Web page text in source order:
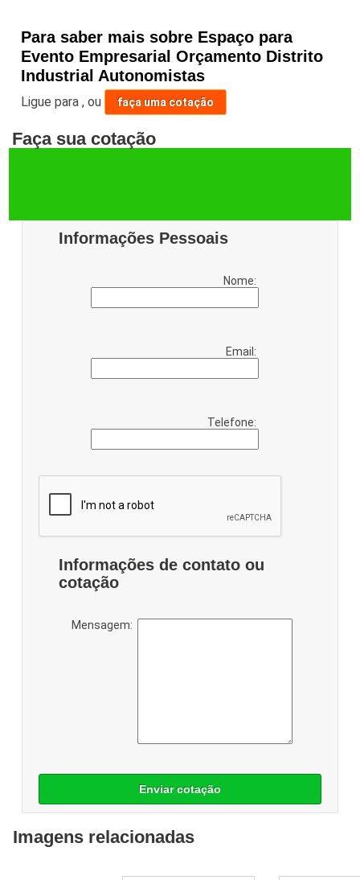
Para saber mais sobre Espaço para
Evento Empresarial Orçamento Distrito
Industrial Autonomistas
Ligue para,ou faça uma cotação
Faça sua cotação
Informações Pessoais
Nome:
Email:
Telefone:
Informações de contato ou
cotação
Mensagem:
Enviar cotação
Imagens relacionadas